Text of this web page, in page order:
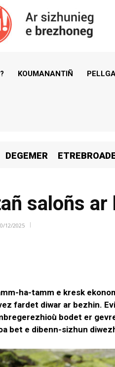
KOUMANANTIÑ
DEGEMER
saloñs ar
12/2025
ha-tamm e kresk
fardet diwar ar bezhin.
bodet er
bet e dibenn-sizhun